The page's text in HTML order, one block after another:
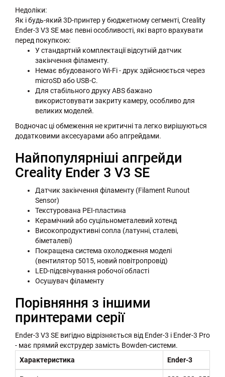
Недоліки:
Як і будь-який 3D-принтер у бюджетному сегменті, Creality
Ender-3 V3 SE має певні особливості, які варто врахувати
перед покупкою:
У стандартній комплектації відсутній датчик
закінчення філаменту.
Немає вбудованого Wi-Fi - друк здійснюється через
microSD або USB-C.
Для стабільного друку ABS бажано
використовувати закриту камеру, особливо для
великих моделей.
Водночас ці обмеження не критичні та легко вирішуються
додатковими аксесуарами або апгрейдами.
Найпопулярніші апгрейди
Creality Ender 3 V3 SE
Датчик закінчення філаменту (Filament Runout
Sensor)
Текстурована PEI-пластина
Керамічний або суцільнометалевий хотенд
Високопродуктивні сопла (латунні, сталеві,
біметалеві)
Покращена система охолодження моделі
(вентилятор 5015, новий повітропровід)
LED-підсвічування робочої області
Осушувач філаменту
Порівняння з іншими
принтерами серії
Ender-3 V3 SE вигідно відрізняється від Ender-3 і Ender-3 Pro
- має прямий екструдер замість Bowden-системи.
Характеристика
Ender-3